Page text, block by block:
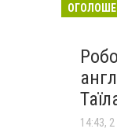
14:43,